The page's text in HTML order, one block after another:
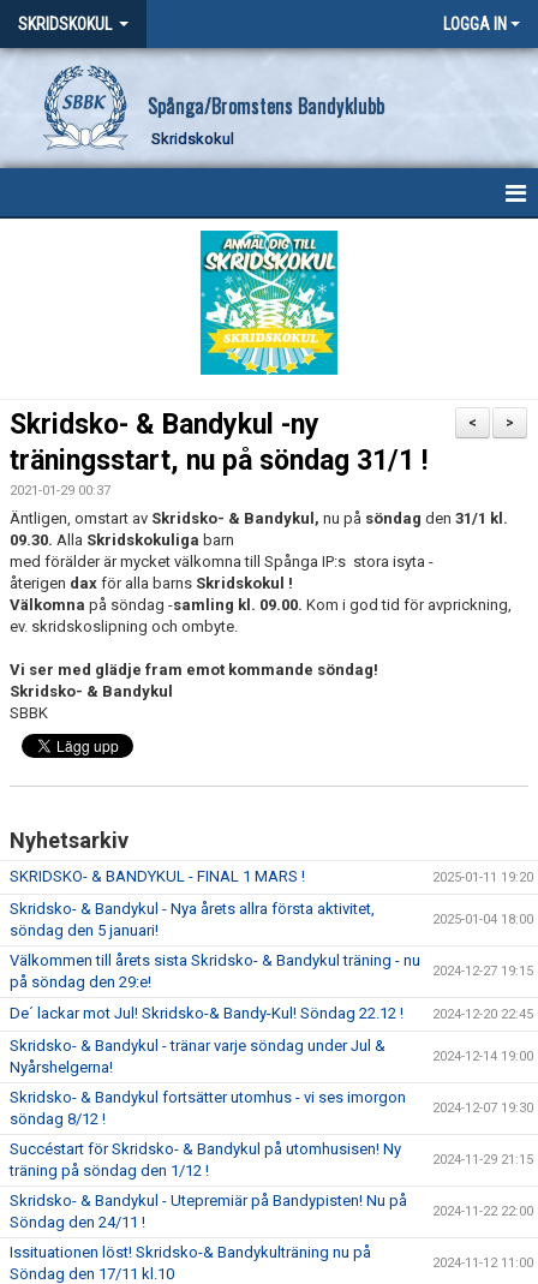
SKRIDSKOKUL LOGGA IN
Spånga/Bromstens Bandyklubb
Skridskokul
BILDGALLERI
DOKUMENT
KONTAKT
>
<
Skridsko- & Bandykul -ny
träningsstart, nu på söndag 31/1 !
2021-01-29 00:37
Äntligen, omstart av Skridsko- & Bandykul, nu på söndag den 31/1 kl.
09.30. Alla Skridskokuliga barn
med förälder är mycket välkomna till Spånga IP:s stora isyta -
återigen dax för alla barns Skridskokul !
Välkomna på söndag -samling kl. 09.00. Kom i god tid för avprickning,
ev. skridskoslipning och ombyte.
Vi ser med glädje fram emot kommande söndag!
Skridsko- & Bandykul
SBBK
Nyhetsarkiv
SKRIDSKO- & BANDYKUL - FINAL 1 MARS ! 2025-01-11 19:20
Skridsko- & Bandykul - Nya årets allra första aktivitet,
söndag den 5 januari!
2025-01-04 18:00
Välkommen till årets sista Skridsko- & Bandykul träning - nu
på söndag den 29:e!
2024-12-27 19:15
De´ lackar mot Jul! Skridsko-& Bandy-Kul! Söndag 22.12 ! 2024-12-20 22:45
Skridsko- & Bandykul - tränar varje söndag under Jul &
Nyårshelgerna!
2024-12-14 19:00
Skridsko- & Bandykul fortsätter utomhus - vi ses imorgon
söndag 8/12 !
2024-12-07 19:30
Succéstart för Skridsko- & Bandykul på utomhusisen! Ny
träning på söndag den 1/12 !
2024-11-29 21:15
Skridsko- & Bandykul - Utepremiär på Bandypisten! Nu på
Söndag den 24/11 !
2024-11-22 22:00
Issituationen löst! Skridsko-& Bandykulträning nu på
Söndag den 17/11 kl.10
2024-11-12 11:00